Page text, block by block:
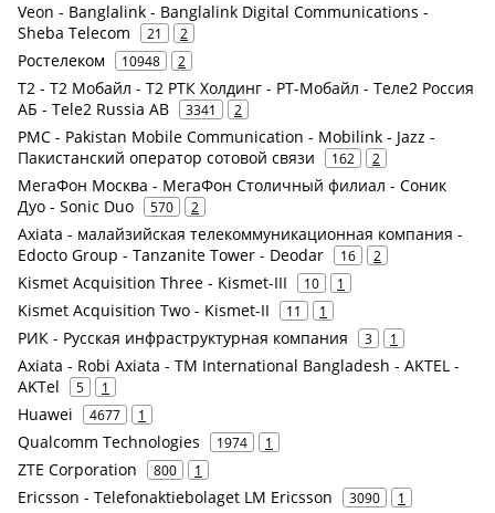
Veon - Banglalink - Banglalink Digital Communications -
Sheba Telecom
21 2
Ростелеком 10948 2
Т2 - Т2 Мобайл - Т2 РТК Холдинг - РТ-Мобайл - Теле2 Россия
АБ - Tele2 Russia AB
3341 2
PMC - Pakistan Mobile Communication - Mobilink - Jazz -
Пакистанский оператор сотовой связи
162 2
МегаФон Москва - МегаФон Столичный филиал - Соник
Дуо - Sonic Duo
570 2
Axiata - малайзийская телекоммуникационная компания -
Edocto Group - Tanzanite Tower - Deodar
16 2
Kismet Acquisition Three - Kismet-III 10 1
Kismet Acquisition Two - Kismet-II 11 1
РИК - Русская инфраструктурная компания 3 1
Axiata - Robi Axiata - TM International Bangladesh - AKTEL -
AKTel
5 1
Huawei 4677 1
Qualcomm Technologies 1974 1
ZTE Corporation 800 1
Ericsson - Telefonaktiebolaget LM Ericsson 3090 1